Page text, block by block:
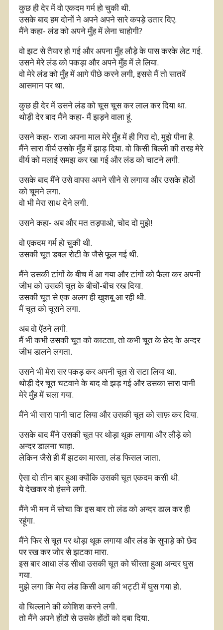
कुछ ही देर में वो एकदम गर्म हो चुकी थी.
उसके बाद हम दोनों ने अपने अपने सारे कपड़े उतार दिए.
मैंने कहा- लंड को अपने मुँह में लेना चाहोगी?
वो झट से तैयार हो गई और अपना मुँह लौड़े के पास करके लेट गई.
उसने मेरे लंड को पकड़ा और अपने मुँह में ले लिया.
वो मेरे लंड को मुँह में आगे पीछे करने लगी, इससे मैं तो सातवें
आसमान पर था.
कुछ ही देर में उसने लंड को चूस चूस कर लाल कर दिया था.
थोड़ी देर बाद मैंने कहा- मैं झड़ने वाला हूं.
उसने कहा- राजा अपना माल मेरे मुँह में ही गिरा दो, मुझे पीना है.
मैंने सारा वीर्य उसके मुँह में झाड़ दिया. वो किसी बिल्ली की तरह मेरे
वीर्य को मलाई समझ कर खा गई और लंड को चाटने लगी.
उसके बाद मैंने उसे वापस अपने सीने से लगाया और उसके होंठों
को चूमने लगा.
वो भी मेरा साथ देने लगी.
उसने कहा- अब और मत तड़पाओ, चोद दो मुझे!
वो एकदम गर्म हो चुकी थी.
उसकी चूत डबल रोटी के जैसे फूल गई थी.
मैंने उसकी टांगों के बीच में आ गया और टांगों को फैला कर अपनी
जीभ को उसकी चूत के बीचों-बीच रख दिया.
उसकी चूत से एक अलग ही खुशबू आ रही थी.
मैं चूत को चूसने लगा.
अब वो ऐंठने लगी.
मैं भी कभी उसकी चूत को काटता, तो कभी चूत के छेद के अन्दर
जीभ डालने लगता.
उसने भी मेरा सर पकड़ कर अपनी चूत से सटा लिया था.
थोड़ी देर चूत चटवाने के बाद वो झड़ गई और उसका सारा पानी
मेरे मुँह में चला गया.
मैंने भी सारा पानी चाट लिया और उसकी चूत को साफ़ कर दिया.
उसके बाद मैंने उसकी चूत पर थोड़ा थूक लगाया और लौड़े को
अन्दर डालना चाहा.
लेकिन जैसे ही मैं झटका मारता, लंड फिसल जाता.
ऐसा दो तीन बार हुआ क्योंकि उसकी चूत एकदम कसी थी.
ये देखकर वो हंसने लगी.
मैंने भी मन में सोचा कि इस बार तो लंड को अन्दर डाल कर ही
रहूंगा.
मैंने फिर से चूत पर थोड़ा थूक लगाया और लंड के सुपाड़े को छेद
पर रख कर जोर से झटका मारा.
इस बार आधा लंड सीधा उसकी चूत को चीरता हुआ अन्दर घुस
गया.
मुझे लगा कि मेरा लंड किसी आग की भट्टी में घुस गया हो.
वो चिल्लाने की कोशिश करने लगी.
तो मैंने अपने होंठों से उसके होंठों को दबा दिया.